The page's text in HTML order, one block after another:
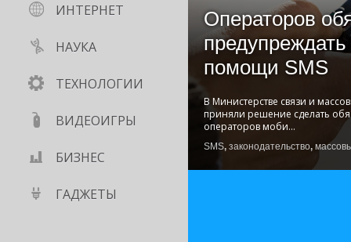
ИНТЕРНЕТ
НАУКА
ТЕХНОЛОГИИ
ВИДЕОИГРЫ
БИЗНЕС
ГАДЖЕТЫ
Операторов
помощи SMS
В Министерстве связи и
приняли решение сделать
операторов моби...
SMS, законодательство,